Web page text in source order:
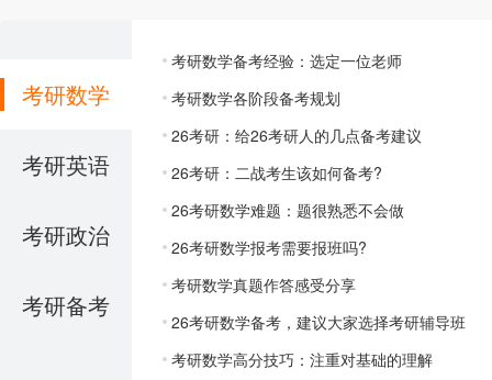
考研数学
考研英语
考研政治
考研备考
考研数学备考经验：选定一位老师
考研数学各阶段备考规划
26考研：给26考研人的几点备考建议
26考研：二战考生该如何备考?
26考研数学难题：题很熟悉不会做
26考研数学报考需要报班吗?
考研数学真题作答感受分享
26考研数学备考，建议大家选择考研辅导班
考研数学高分技巧：注重对基础的理解